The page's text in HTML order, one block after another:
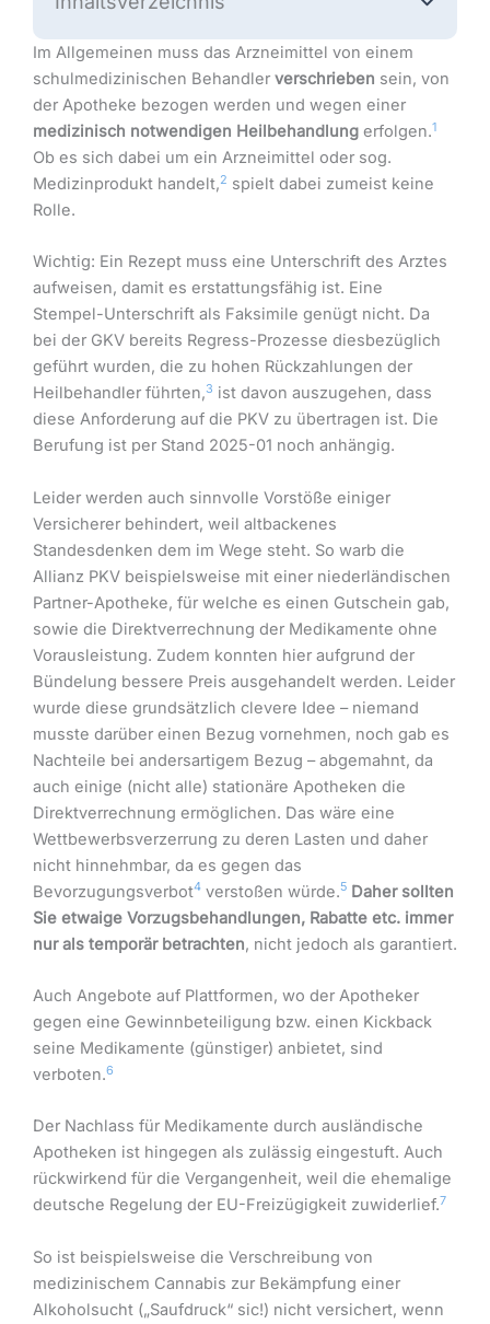
Im Allgemeinen muss das Arzneimittel von einem
schulmedizinischen Behandler verschrieben sein, von
der Apotheke bezogen werden und wegen einer
medizinisch notwendigen Heilbehandlung erfolgen.1
Ob es sich dabei um ein Arzneimittel oder sog.
Medizinprodukt handelt,2 spielt dabei zumeist keine
Rolle.
Wichtig: Ein Rezept muss eine Unterschrift des Arztes
aufweisen, damit es erstattungsfähig ist. Eine
Stempel-Unterschrift als Faksimile genügt nicht. Da
bei der GKV bereits Regress-Prozesse diesbezüglich
geführt wurden, die zu hohen Rückzahlungen der
Heilbehandler führten,3 ist davon auszugehen, dass
diese Anforderung auf die PKV zu übertragen ist. Die
Berufung ist per Stand 2025-01 noch anhängig.
Leider werden auch sinnvolle Vorstöße einiger
Versicherer behindert, weil altbackenes
Standesdenken dem im Wege steht. So warb die
Allianz PKV beispielsweise mit einer niederländischen
Partner-Apotheke, für welche es einen Gutschein gab,
sowie die Direktverrechnung der Medikamente ohne
Vorausleistung. Zudem konnten hier aufgrund der
Bündelung bessere Preis ausgehandelt werden. Leider
wurde diese grundsätzlich clevere Idee – niemand
musste darüber einen Bezug vornehmen, noch gab es
Nachteile bei andersartigem Bezug – abgemahnt, da
auch einige (nicht alle) stationäre Apotheken die
Direktverrechnung ermöglichen. Das wäre eine
Wettbewerbsverzerrung zu deren Lasten und daher
nicht hinnehmbar, da es gegen das
Bevorzugungsverbot4 verstoßen würde.5 Daher sollten
Sie etwaige Vorzugsbehandlungen, Rabatte etc. immer
nur als temporär betrachten, nicht jedoch als garantiert.
Auch Angebote auf Plattformen, wo der Apotheker
gegen eine Gewinnbeteiligung bzw. einen Kickback
seine Medikamente (günstiger) anbietet, sind
verboten.6
Der Nachlass für Medikamente durch ausländische
Apotheken ist hingegen als zulässig eingestuft. Auch
rückwirkend für die Vergangenheit, weil die ehemalige
deutsche Regelung der EU-Freizügigkeit zuwiderlief.7
So ist beispielsweise die Verschreibung von
medizinischem Cannabis zur Bekämpfung einer
Alkoholsucht („Saufdruck“ sic!) nicht versichert, wenn